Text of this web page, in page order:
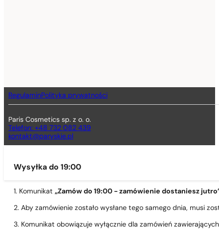
RegulaminPolityka prywatności
Paris Cosmetics sp. z o. o.
Telefon: +48 732 082 439
kontakt@paryskie.pl
Wysyłka do 19:00
1. Komunikat „Zamów do 19:00 - zamówienie dostaniesz
2. Aby zamówienie zostało wysłane tego samego dnia, musi
3. Komunikat obowiązuje wyłącznie dla zamówień